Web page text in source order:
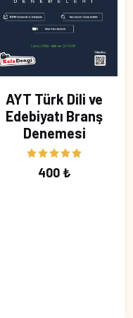
AYT Türk Dili ve
Edebiyatı Branş
Denemesi
400 ₺